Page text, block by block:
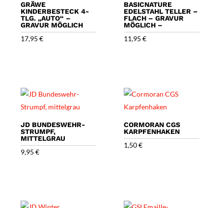
GRÄWE
KINDERBESTECK 4-
TLG. „AUTO“ –
GRAVUR MÖGLICH
17,95€
BASICNATURE
EDELSTAHL TELLER –
FLACH – GRAVUR
MÖGLICH –
11,95€
JD BUNDESWEHR-
STRUMPF,
MITTELGRAU
9,95€
CORMORAN CGS
KARPFENHAKEN
1,50€